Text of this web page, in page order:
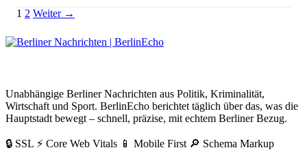
Seitennummerierung
der
Beiträge
1 2 Link
Weiter →
Unabhängige Berliner Nachrichten aus Politik, Kriminalität,
Wirtschaft und Sport. BerlinEcho berichtet täglich über das, was die
Hauptstadt bewegt – schnell, präzise, mit echtem Berliner Bezug.
🔒 SSL ⚡ Core Web Vitals 📱 Mobile First 🔎 Schema Markup